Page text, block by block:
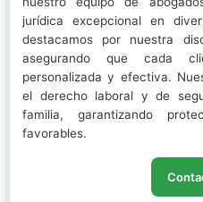
jurídica excepcional en
destacamos por nuestra
asegurando que cada
personalizada y efectiva.
el derecho laboral y de
familia, garantizando
favorables.